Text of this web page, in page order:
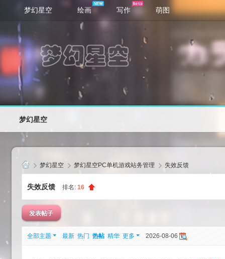
梦幻星空 绘画 写作 萌图
梦幻星空
星
空
梦幻星空 梦幻星空PC单机游戏站务管理 失效反馈
失效反馈 排名: 16
发表帖子
全部主题 最新 热门 热帖 精华 更多 2026-08-06